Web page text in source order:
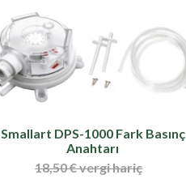
Smallart DPS-1000 Fark Basınç
Anahtarı
18,50 € vergi hariç